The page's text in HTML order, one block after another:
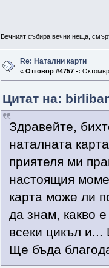
Вечният събира вечни неща,
Re: Натални карти
« Отговор #4757 -:
Цитат на:
Здравейте,
наталната
приятеля ми
настоящия
карта може ли
да знам, какво
всеки цикъл
Ще бъда